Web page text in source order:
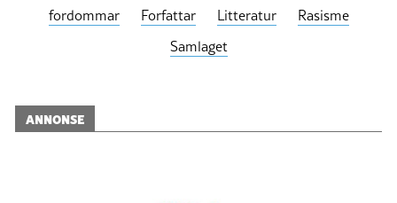
fordommar
Forfattar Litteratur
Rasisme
Samlaget
ANNONSE